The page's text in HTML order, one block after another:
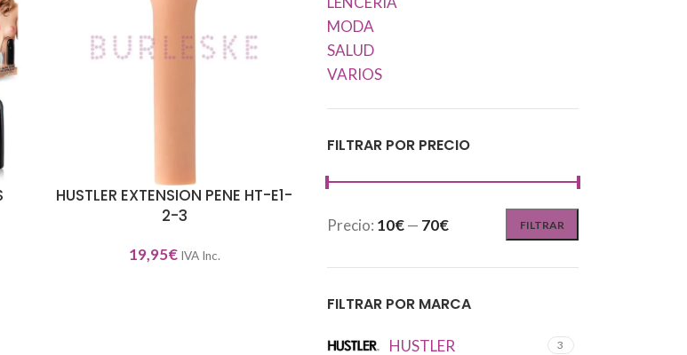
SELECCIONAR OPCIONES
HUSTLER EXTENSION PENE HT-E1-
2-3
19,95€ IVA Inc.
MODA
SALUD
VARIOS
FILTRAR POR PRECIO
FILTRAR
Precio: 10€— 70€
FILTRAR POR MARCA
HUSTLER 3